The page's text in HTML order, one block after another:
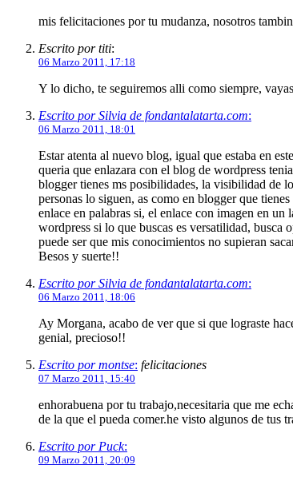
mis felicitaciones por tu mudanza, nosotros
Escrito por titi:
06 Marzo 2011, 17:18
Y lo dicho, te seguiremos alli como siempre,
Escrito por Silvia de fondantalatarta.com:
06 Marzo 2011, 18:01
Estar atenta al nuevo blog, igual que estaba en
queria que enlazara con el blog de wordpress
blogger tienes ms posibilidades, la visibilidad de
personas lo siguen, as como en blogger que
enlace en palabras si, el enlace con imagen en
wordpress si lo que buscas es versatilidad, busca
puede ser que mis conocimientos no supieran
Besos y suerte!!
Escrito por Silvia de fondantalatarta.com:
06 Marzo 2011, 18:06
Ay Morgana, acabo de ver que si que lograste
genial, precioso!!
Escrito por montse: felicitaciones
07 Marzo 2011, 15:40
enhorabuena por tu trabajo,necesitaria que me
de la que el pueda comer.he visto algunos de tus
Escrito por Puck:
09 Marzo 2011, 20:09